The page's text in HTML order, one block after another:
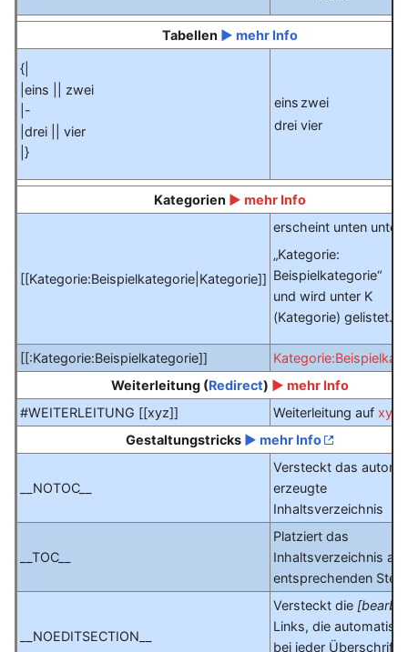
Tabellen ► mehr Info
{|
|eins || zwei
|-
|drei || vier
|}
eins zwei
drei vier
Kategorien ► mehr Info
[[Kategorie:Beispielkategorie|Kategorie]]
erscheint unten unter
„Kategorie:
Beispielkategorie“
und wird unter K
(Kategorie) gelistet.
[[:Kategorie:Beispielkategorie]]
Weiterleitung (Redirect) ► mehr Info
#WEITERLEITUNG [[xyz]]
Weiterleitung auf xyz
Gestaltungstricks ► mehr Info
__NOTOC__
Versteckt das
erzeugte
Inhaltsverzeichnis
__TOC__
Platziert das
Inhaltsverzeichnis an
entsprechenden Stelle
__NOEDITSECTION__
Versteckt die
Links, die
bei jeder Überschrift